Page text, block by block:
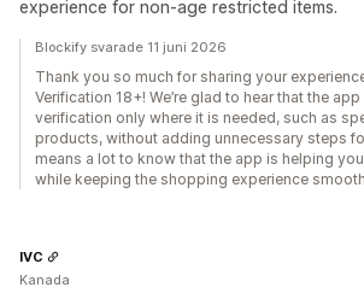
experience for non-age restricted items.
Blockify svarade 11 juni 2026
Thank you so much for sharing your
Verification 18+! We’re glad to hear that the
verification only where it is needed, such as
products, without adding unnecessary steps
means a lot to know that the app is helping
while keeping the shopping experience
IVC
Kanada